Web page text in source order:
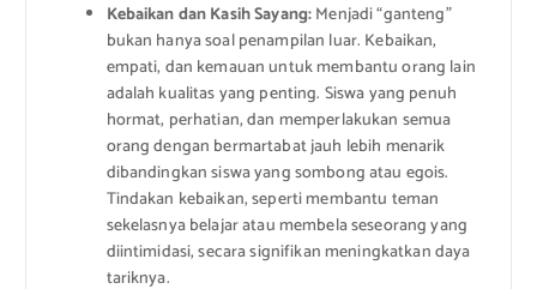
Kebaikan dan Kasih Sayang:Menjadi “ganteng”
bukan hanya soal penampilan luar. Kebaikan,
empati, dan kemauan untuk membantu orang lain
adalah kualitas yang penting. Siswa yang penuh
hormat, perhatian, dan memperlakukan semua
orang dengan bermartabat jauh lebih menarik
dibandingkan siswa yang sombong atau egois.
Tindakan kebaikan, seperti membantu teman
sekelasnya belajar atau membela seseorang yang
diintimidasi, secara signifikan meningkatkan daya
tariknya.